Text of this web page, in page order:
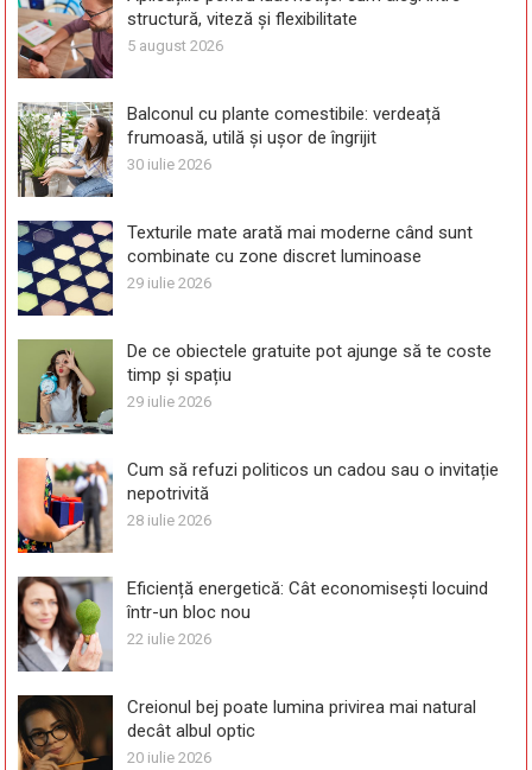
structură, viteză și flexibilitate
5 august 2026
Balconul cu plante comestibile: verdeață
frumoasă, utilă și ușor de îngrijit
30 iulie 2026
Texturile mate arată mai moderne când sunt
combinate cu zone discret luminoase
29 iulie 2026
De ce obiectele gratuite pot ajunge să te coste
timp și spațiu
29 iulie 2026
Cum să refuzi politicos un cadou sau o invitație
nepotrivită
28 iulie 2026
Eficiență energetică: Cât economisești locuind
într-un bloc nou
22 iulie 2026
Creionul bej poate lumina privirea mai natural
decât albul optic
20 iulie 2026